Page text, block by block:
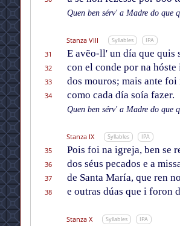
Quen ben sérv' a Madre do que
Stanza VIII Syllables IPA
31 E avẽo-ll' un día que quis
32
con el conde por na
33
dos mouros; mais ante foi
34
como cada día soía fazer.
Quen ben sérv' a Madre do que
Stanza IX Syllables IPA
35 Pois foi na igreja, ben se
36
dos séus pecados e a
37
de Santa María, que ren
38
e outras dúas que i foron
Stanza X Syllables IPA